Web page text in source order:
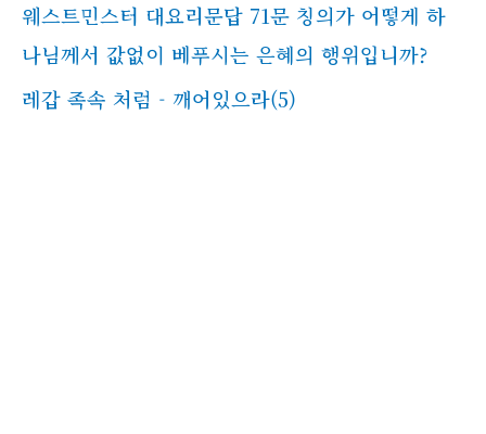
웨스트민스터 대요리문답 71문 칭의가 어떻게 하
나님께서 값없이 베푸시는 은혜의 행위입니까?
레갑 족속 처럼 - 깨어있으라(5)